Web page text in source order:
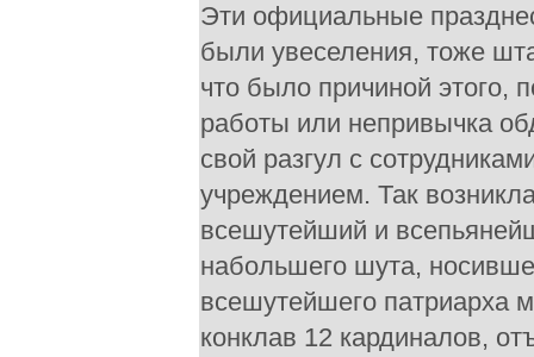
Эти официальные
были увеселения, тоже
что было причиной этого,
работы или непривычка
свой разгул с
учреждением. Так
всешутейший и
набольшего шута,
всешутейшего патриарха
конклав 12 кардиналов,